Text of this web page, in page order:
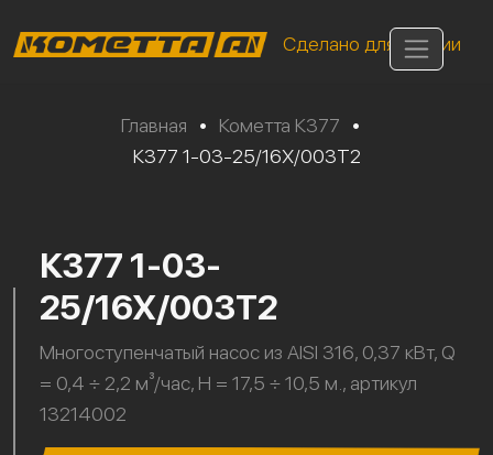
Сделано для России
Главная • Кометта К377
•
К377 1-03-25/16Х/003Т2
К377 1-03-
25/16Х/003Т2
Многоступенчатый насос из AISI 316, 0,37 кВт, Q
= 0,4 ÷ 2,2 м³/час, H = 17,5 ÷ 10,5 м., артикул
13214002